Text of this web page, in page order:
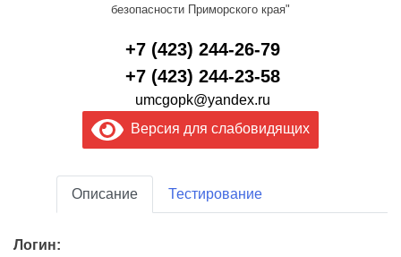
безопасности Приморского края"
+7 (423) 244-26-79
+7 (423) 244-23-58
umcgopk@yandex.ru
Версия для слабовидящих
Описание Тестирование
Логин: